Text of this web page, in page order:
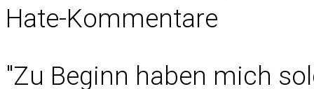
Hate-Kommentare
"Zu Beginn haben mich